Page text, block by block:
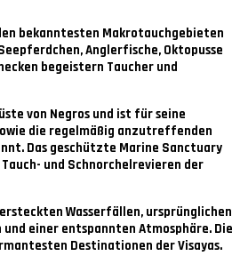
bekanntesten Makrotauchgebieten
Anglerfische, Oktopusse
begeistern Taucher und
von Negros und ist für seine
die regelmäßig anzutreffenden
Das geschützte Marine Sanctuary
und Schnorchelrevieren der
Wasserfällen, ursprünglichen
einer entspannten Atmosphäre. Die
Destinationen der Visayas.